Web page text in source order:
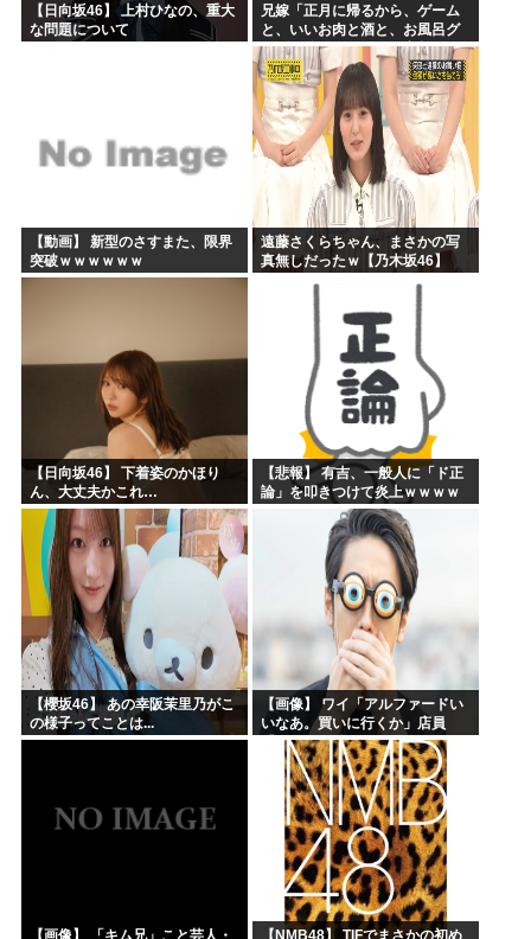
【日向坂46】 上村ひなの、重大
な問題について
兄嫁「正月に帰るから、ゲーム
と、いいお肉と酒と、お風呂グ
ッズの準備しとけよ」寝起きの
私「知るかボケ」兄嫁「キィィ
ィィー！！！！」私「あ…」
【動画】 新型のさすまた、限界
突破ｗｗｗｗｗｗ
遠藤さくらちゃん、まさかの写
真無しだったｗ【乃木坂46】
【日向坂46】 下着姿のかほり
ん、大丈夫かこれ…
【悲報】 有吉、一般人に「ド正
論」を叩きつけて炎上ｗｗｗｗ
【櫻坂46】 あの幸阪茉里乃がこ
の様子ってことは...
【画像】 ワイ「アルファードい
いなあ。買いに行くか」店員
「ほいっ見積もりな！」ワイ
「金額おかしくね？」←お前ら
もそう思うよな？？？？？
【画像】 「キム兄」こと芸人・ 【NMB48】 TIFでまさかの初め